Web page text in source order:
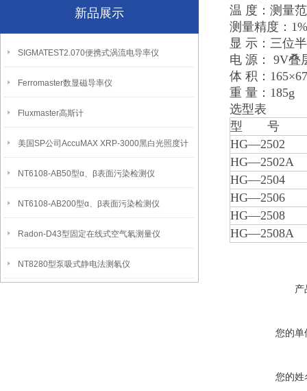
新品展示
SIGMATEST2.070便携式涡流电导率仪
Ferromaster数显磁导率仪
Fluxmaster高斯计
美国SP公司AccuMAX XRP-3000黑白光照度计
NT6108-AB50型α、β表面污染检测仪
NT6108-AB200型α、β表面污染检测仪
Radon-D43型固定在线式空气氡测量仪
NT8280型泵吸式静电法测氡仪
温 度：测量
测量精度：
显 示：三位
电 源： 9V叠
体 积：
重 量：185g
选型表
型 号
HG—2502
HG—2502A
HG—2504
HG—2506
HG—2508
HG—2508A
产
您的单
您的姓